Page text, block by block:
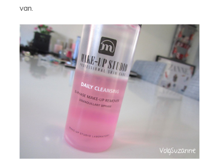
van.